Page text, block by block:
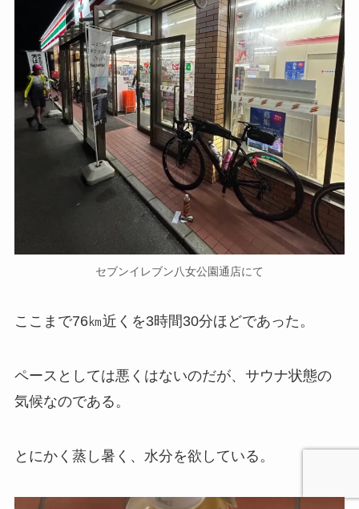
セブンイレブン八女公園通店にて
ここまで76㎞近くを3時間30分ほどであった。
ペースとしては悪くはないのだが、サウナ状態の
気候なのである。
とにかく蒸し暑く、水分を欲している。